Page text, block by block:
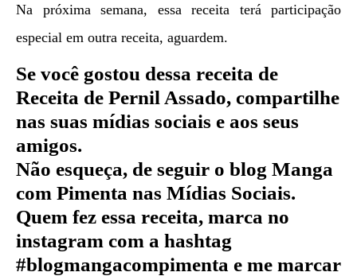
Na próxima semana, essa receita terá participação
especial em outra receita, aguardem.
Se você gostou dessa receita de
Receita de Pernil Assado, compartilhe
nas suas mídias sociais e aos seus
amigos.
Não esqueça, de seguir o blog Manga
com Pimenta nas Mídias Sociais.
Quem fez essa receita, marca no
instagram com a hashtag
#blogmangacompimenta e me marcar